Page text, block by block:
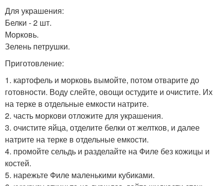
Для украшения:
Белки - 2 шт.
Морковь.
Зелень петрушки.
Приготовление:
1. картофель и морковь вымойте, потом отварите до
готовности. Воду слейте, овощи остудите и очистите. Их
на терке в отдельные емкости натрите.
2. часть моркови отложите для украшения.
3. очистите яйца, отделите белки от желтков, и далее
натрите на терке в отдельные емкости.
4. промойте сельдь и разделайте на Филе без кожицы и
костей.
5. нарежьте Филе маленькими кубиками.